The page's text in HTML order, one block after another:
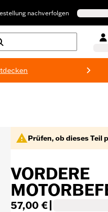
nachverfolgen
Prüfen, ob dieses Teil
VORDERE
57,00 €